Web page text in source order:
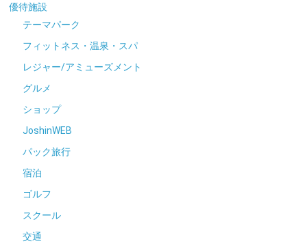
優待施設
テーマパーク
フィットネス・温泉・スパ
レジャー/アミューズメント
グルメ
ショップ
JoshinWEB
パック旅行
宿泊
ゴルフ
スクール
交通